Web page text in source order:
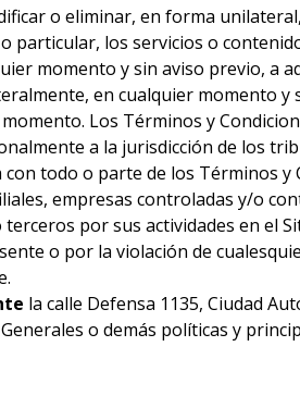
o eliminar, en forma
los servicios o
momento y sin aviso previo, a
en cualquier momento y
Los Términos y
a la jurisdicción de los
todo o parte de los Términos y
empresas controladas y/o
por sus actividades en el
o por la violación de
la calle Defensa 1135, Ciudad
o demás políticas y